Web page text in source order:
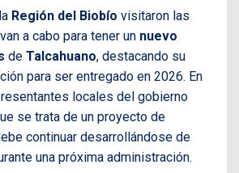
Región del Biobío visitaron las
a cabo para tener un nuevo
de Talcahuano, destacando su
para ser entregado en 2026. En
locales del gobierno
se trata de un proyecto de
continuar desarrollándose de
una próxima administración.